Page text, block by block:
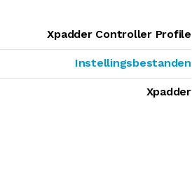
Xpadder Controller Profile
Instellingsbestanden
Xpadder